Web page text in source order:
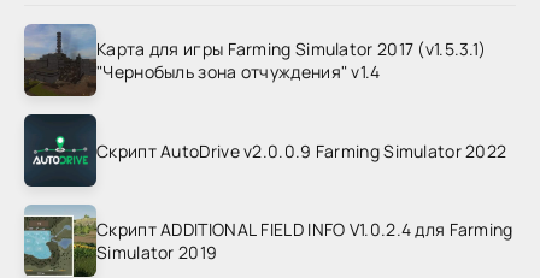
Карта для игры Farming Simulator 2017 (v1.5.3.1)
"Чернобыль зона отчуждения" v1.4
Скрипт AutoDrive v2.0.0.9 Farming Simulator 2022
Скрипт ADDITIONAL FIELD INFO V1.0.2.4 для Farming
Simulator 2019